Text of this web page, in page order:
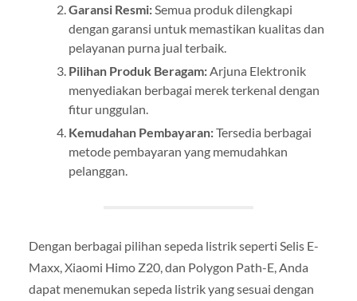
Garansi Resmi:Semua produk dilengkapi
dengan garansi untuk memastikan kualitas dan
pelayanan purna jual terbaik.
Pilihan Produk Beragam:Arjuna Elektronik
menyediakan berbagai merek terkenal dengan
fitur unggulan.
Kemudahan Pembayaran:Tersedia berbagai
metode pembayaran yang memudahkan
pelanggan.
Dengan berbagai pilihan sepeda listrik seperti Selis E-
Maxx, Xiaomi Himo Z20, dan Polygon Path-E, Anda
dapat menemukan sepeda listrik yang sesuai dengan